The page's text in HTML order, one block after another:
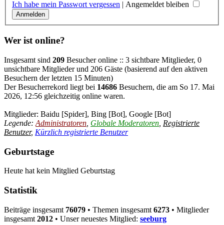
Ich habe mein Passwort vergessen
Angemeldet bleiben
Wer ist online?
Insgesamt sind 209 Besucher online :: 3 sichtbare Mitglieder, 0
unsichtbare Mitglieder und 206 Gäste (basierend auf den aktiven
Besuchern der letzten 15 Minuten)
Der Besucherrekord liegt bei 14686 Besuchern, die am So 17. Mai
2026, 12:56 gleichzeitig online waren.
Mitglieder: Baidu [Spider], Bing [Bot], Google [Bot]
Legende: Administratoren Globale Moderatoren Registrierte
Benutzer, Kürzlich registrierte Benutzer
Geburtstage
Heute hat kein Mitglied Geburtstag
Statistik
Beiträge insgesamt 76079 • Themen insgesamt 6273 • Mitglieder
insgesamt 2012 • Unser neuestes Mitglied: seeburg